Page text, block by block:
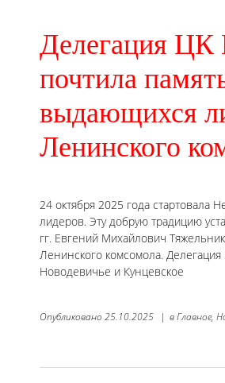
Делегация
почтила
выдающихся
Ленинского
24 октября 2025 года стартовала
лидеров. Эту добрую традицию
гг. Евгений Михайлович
Ленинского комсомола.
Новодевичье и Кунцевское
Опубликовано 25.10.2025 | вГлавное,